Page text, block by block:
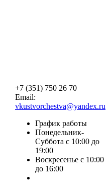
+7 (351) 750 26 70
Email:
vkustvorchestva@yandex.ru
График работы
Понедельник-
Суббота с 10:00 до
19:00
Воскресенье с 10:00
до 16:00